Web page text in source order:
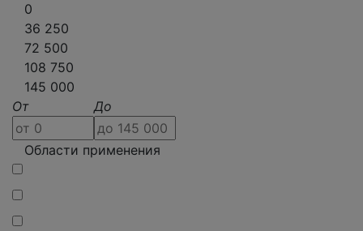
0
36 250
72 500
108 750
145 000
От
До
Области применения